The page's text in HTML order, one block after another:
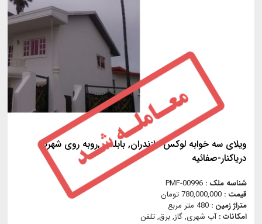
ویلای سه خوابه لوکس مازندران, بابلسر ,روبه روی شهرک
دریاکنار-صفائیه
شناسه ملک : PMF-00996
قیمت : 780,000,000 تومان
متراژ زمین : 480 متر مربع
امکانات :آب شهری, گاز, برق, تلفن